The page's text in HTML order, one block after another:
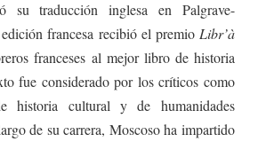
su traducción inglesa en Palgrave-
francesa recibió el premio Libr’à
franceses al mejor libro de historia
fue considerado por los críticos como
historia cultural y de humanidades
de su carrera, Moscoso ha impartido